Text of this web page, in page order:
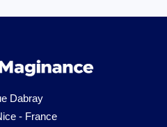
Dabray
- France